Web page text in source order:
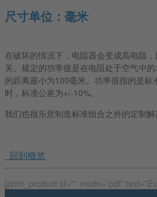
尺寸单位：毫米
在破坏的情况下，电阻器会变成高电阻
关。规定的功率值是在电阻处于空气中
的距离最小为100毫米。功率值指的是
时，标准公差为+/-10%。
我们也很乐意制造标准组合之外的定制
回到概览
[print_product id=”” mode=”pdf”